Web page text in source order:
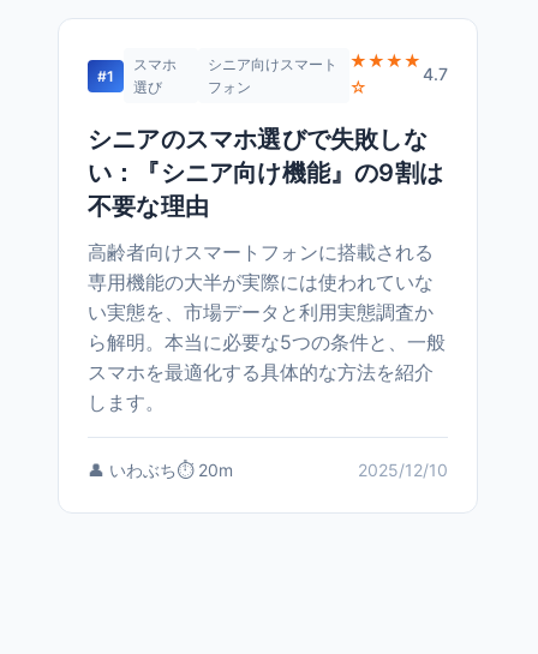
#1
スマホ
選び
シニア向けスマート
フォン
★★★★
☆
4.7
シニアのスマホ選びで失敗しな
い：『シニア向け機能』の9割は
不要な理由
高齢者向けスマートフォンに搭載される
専用機能の大半が実際には使われていな
い実態を、市場データと利用実態調査か
ら解明。本当に必要な5つの条件と、一般
スマホを最適化する具体的な方法を紹介
します。
👤 いわぶち⏱️ 20m 2025/12/10